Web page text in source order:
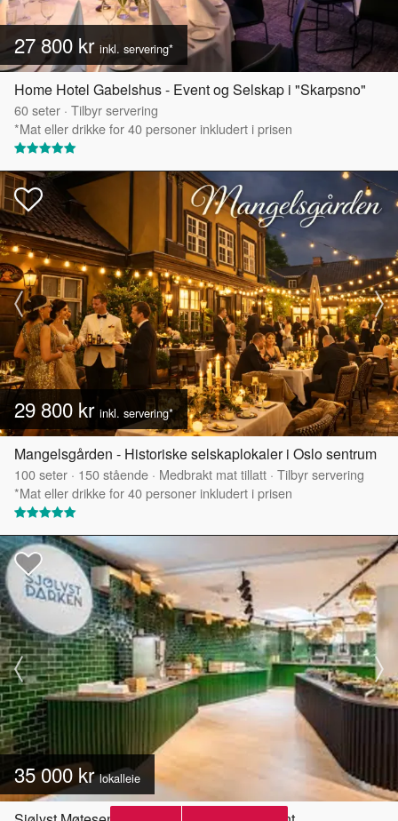
27 800 kr inkl. servering*
Home Hotel Gabelshus - Event og Selskap i "Skarpsno"
60seter · Tilbyr servering
*Mat eller drikke for 40 personer inkludert i prisen
29 800 kr inkl. servering*
Mangelsgården - Historiske selskaplokaler i Oslo sentrum
100seter · 150stående · Medbrakt mat tillatt · Tilbyr servering
*Mat eller drikke for 40 personer inkludert i prisen
35 000 krlokalleie